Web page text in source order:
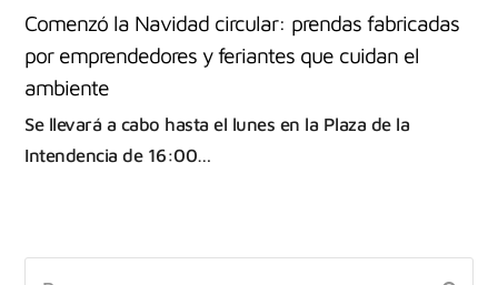
Comenzó la Navidad circular: prendas fabricadas
por emprendedores y feriantes que cuidan el
ambiente
Se llevará a cabo hasta el lunes en la Plaza de la
Intendencia de 16:00…